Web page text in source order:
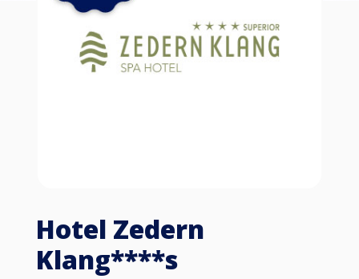
Hotel Zedern
Klang****s